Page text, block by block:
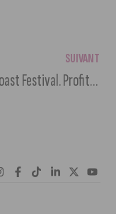
SUIVANT
Golden Coast Festival. Profitez du tarif « hurry up » jusqu’au 13 août